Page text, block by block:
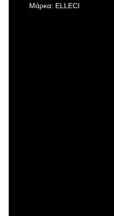
Μάρκα: ELLECI